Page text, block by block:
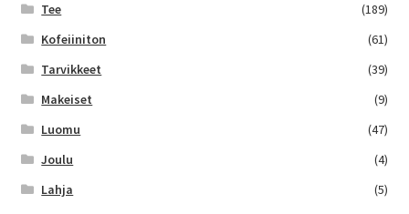
Tee
(189)
Kofeiiniton
(61)
Tarvikkeet
(39)
Makeiset
(9)
Luomu
(47)
Joulu
(4)
Lahja
(5)